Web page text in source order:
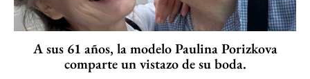
A sus 61 años, la modelo Paulina Porizkova
comparte un vistazo de su boda.